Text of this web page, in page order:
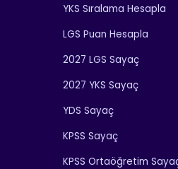
YKS Sıralama Hesapla
LGS Puan Hesapla
2027 LGS Sayaç
2027 YKS Sayaç
YDS Sayaç
KPSS Sayaç
KPSS Ortaöğretim